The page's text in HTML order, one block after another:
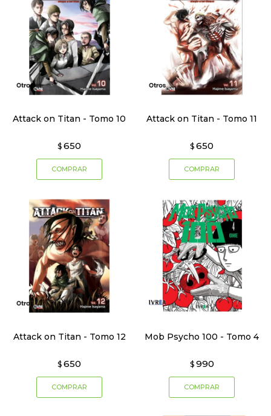
Attack on Titan - Tomo 10
$ 650
Attack on Titan - Tomo 11
$ 650
Attack on Titan - Tomo 12
$ 650
Mob Psycho 100 - Tomo 4
$ 990